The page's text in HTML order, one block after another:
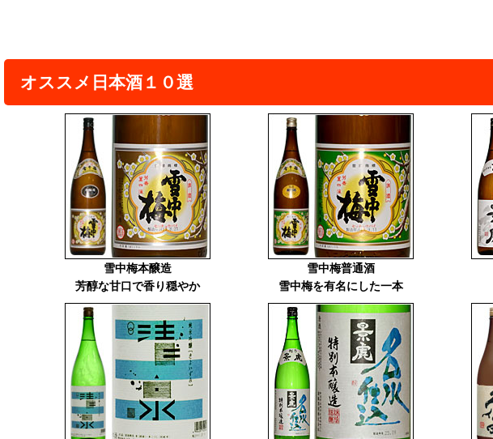
オススメ日本酒１０選
雪中梅本醸造
芳醇な甘口で香り穏やか
雪中梅普通酒
雪中梅を有名にした一本